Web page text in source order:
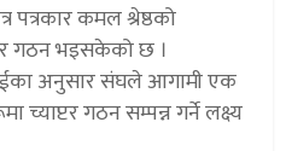
पत्रकार कमल श्रेष्ठको
गठन भइसकेको छ ।
अनुसार संघले आगामी एक
च्याप्टर गठन सम्पन्न गर्ने लक्ष्य